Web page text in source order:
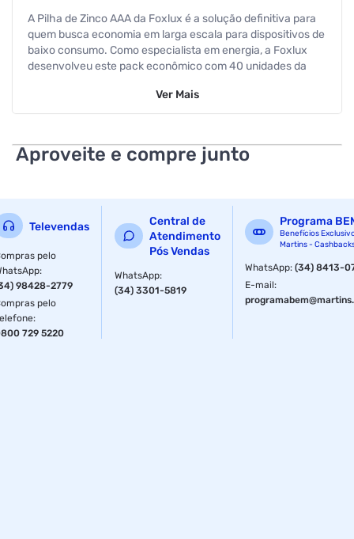
A Pilha de Zinco AAA da Foxlux é a solução definitiva para
quem busca economia em larga escala para dispositivos de
baixo consumo. Como especialista em energia, a Foxlux
desenvolveu este pack econômico com 40 unidades da
abrem mão da qualidade e segurança de uma marca
custo-benefício do mercado
Ver Mais
Aproveite e compre junto
Televendas
pelo
:
98428-2779
pelo
:
729 5220
Central de
Atendimento
Pós Vendas
WhatsApp:
(34) 3301-5819
Programa
Benefícios
Martins -
WhatsApp:(34) 8413-
E-mail: